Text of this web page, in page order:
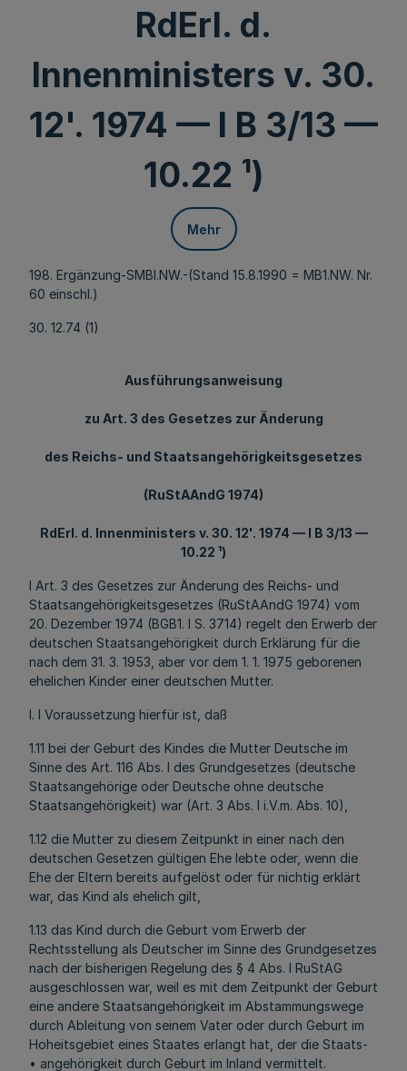
RdErl. d.
Innenministers v. 30.
12'. 1974 — I B 3/13 —
10.22 ¹)
Mehr
198. Ergänzung-SMBl.NW.-(Stand 15.8.1990 = MB1.NW. Nr.
60 einschl.)
30. 12.74 (1)
Ausführungsanweisung
zu Art. 3 des Gesetzes zur Änderung
des Reichs- und Staatsangehörigkeitsgesetzes
(RuStAAndG 1974)
RdErl. d. Innenministers v. 30. 12'. 1974 — I B 3/13 —
10.22 ¹)
l Art. 3 des Gesetzes zur Änderung des Reichs- und
Staatsangehörigkeitsgesetzes (RuStAAndG 1974) vom
20. Dezember 1974 (BGB1. I S. 3714) regelt den Erwerb der
deutschen Staatsangehörigkeit durch Erklärung für die
nach dem 31. 3. 1953, aber vor dem 1. 1. 1975 geborenen
ehelichen Kinder einer deutschen Mutter.
l. l Voraussetzung hierfür ist, daß
1.11 bei der Geburt des Kindes die Mutter Deutsche im
Sinne des Art. 116 Abs. l des Grundgesetzes (deutsche
Staatsangehörige oder Deutsche ohne deutsche
Staatsangehörigkeit) war (Art. 3 Abs. l i.V.m. Abs. 10),
1.12 die Mutter zu diesem Zeitpunkt in einer nach den
deutschen Gesetzen gültigen Ehe lebte oder, wenn die
Ehe der Eltern bereits aufgelöst oder für nichtig erklärt
war, das Kind als ehelich gilt,
1.13 das Kind durch die Geburt vom Erwerb der
Rechtsstellung als Deutscher im Sinne des Grundgesetzes
nach der bisherigen Regelung des § 4 Abs. l RuStAG
ausgeschlossen war, weil es mit dem Zeitpunkt der Geburt
eine andere Staatsangehörigkeit im Abstammungswege
durch Ableitung von seinem Vater oder durch Geburt im
Hoheitsgebiet eines Staates erlangt hat, der die Staats-
• angehörigkeit durch Geburt im Inland vermittelt.